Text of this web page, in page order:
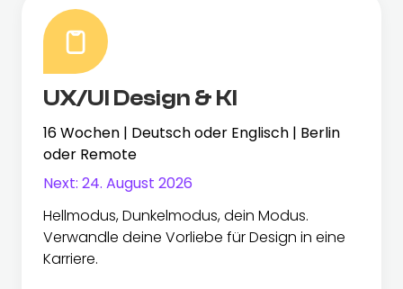
UX/UI Design & KI
16 Wochen | Deutsch oder Englisch | Berlin
oder Remote
Next: 24. August 2026
Hellmodus, Dunkelmodus, dein Modus.
Verwandle deine Vorliebe für Design in eine
Karriere.